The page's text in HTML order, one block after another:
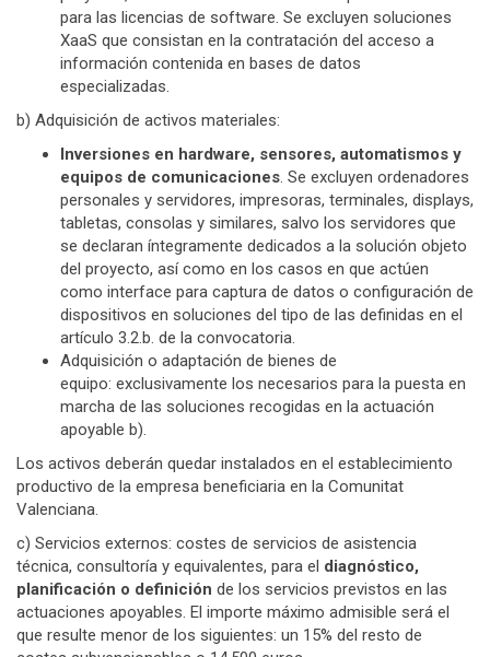
para las licencias de software. Se excluyen soluciones
XaaS que consistan en la contratación del acceso a
información contenida en bases de datos
especializadas.
b) Adquisición de activos materiales:
Inversiones en hardware, sensores, automatismos y
equipos de comunicaciones. Se excluyen ordenadores
personales y servidores, impresoras, terminales, displays,
tabletas, consolas y similares, salvo los servidores que
se declaran íntegramente dedicados a la solución objeto
del proyecto, así como en los casos en que actúen
como interface para captura de datos o configuración de
dispositivos en soluciones del tipo de las definidas en el
artículo 3.2.b. de la convocatoria.
Adquisición o adaptación de bienes de
equipo: exclusivamente los necesarios para la puesta en
marcha de las soluciones recogidas en la actuación
apoyable b).
Los activos deberán quedar instalados en el establecimiento
productivo de la empresa beneficiaria en la Comunitat
Valenciana.
c) Servicios externos: costes de servicios de asistencia
técnica, consultoría y equivalentes, para el diagnóstico,
planificación o definición de los servicios previstos en las
actuaciones apoyables. El importe máximo admisible será el
que resulte menor de los siguientes: un 15% del resto de